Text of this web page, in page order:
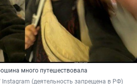
много путешествовала
(деятельность запрещена в РФ)